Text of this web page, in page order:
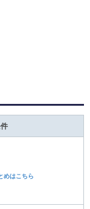
めはこちら